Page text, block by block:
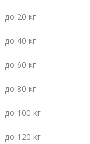
до 20 кг
до 40 кг
до 60 кг
до 80 кг
до 100 кг
до 120 кг